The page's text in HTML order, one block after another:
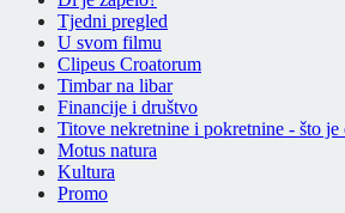
Tjedni pregled
U svom filmu
Clipeus Croatorum
Timbar na libar
Financije i društvo
Titove nekretnine i pokretnine - što je
Motus natura
Kultura
Promo